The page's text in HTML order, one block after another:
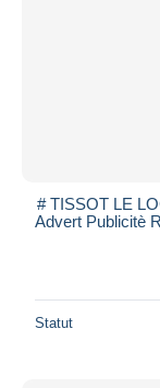
# TISSOT LE
Advert Publicitè
Statut